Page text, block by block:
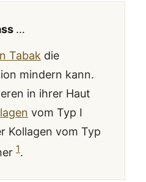
…
Tabak die
mindern kann.
in ihrer Haut
vom Typ I
Kollagen vom Typ
1.